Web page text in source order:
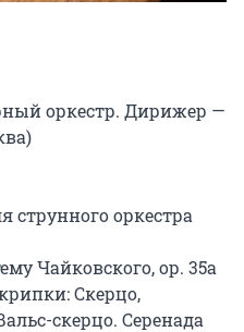
оркестр. Дирижер —
струнного оркестра
Чайковского, ор. 35а
Скерцо,
скерцо. Серенада